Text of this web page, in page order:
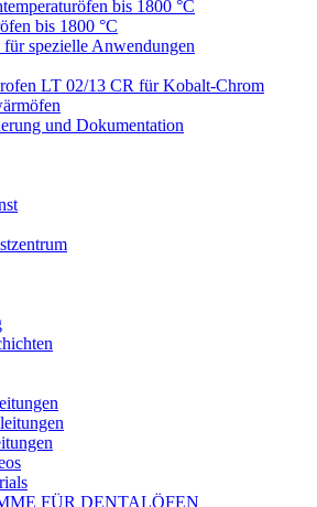
bis 1800 °C
bis 1800 °C
spezielle Anwendungen
LT 02/13 CR für Kobalt-Chrom
und Dokumentation
FÜR DENTALÖFEN